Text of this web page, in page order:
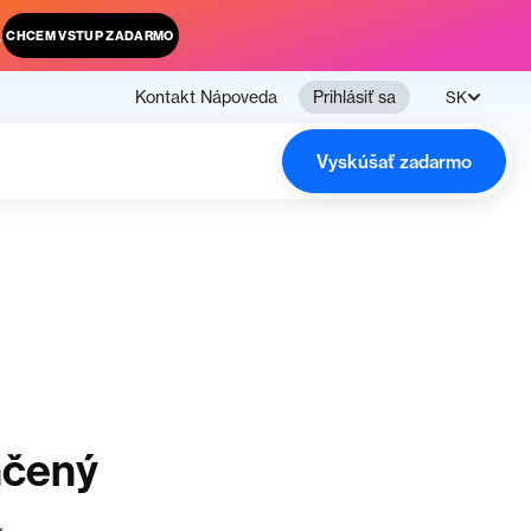
CHCEM VSTUP ZADARMO
Kontakt Nápoveda Prihlásiť sa SK
Vyskúšať zadarmo